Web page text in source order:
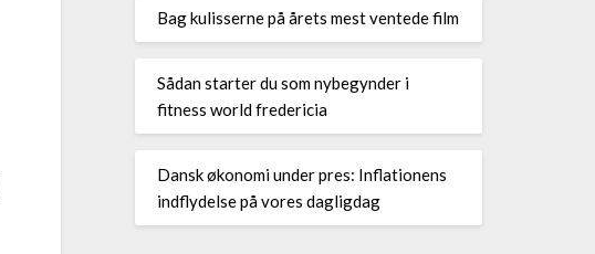
Bag kulisserne på årets mest ventede film
Sådan starter du som nybegynder i
fitness world fredericia
Dansk økonomi under pres: Inflationens
indflydelse på vores dagligdag